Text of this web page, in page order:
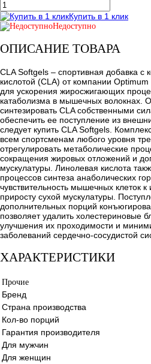
Купить в 1 клик
Недоступно
ОПИСАНИЕ ТОВАРА
CLA Softgels – спортивная добавка с
кислотой (CLA) от компании
для ускорения жиросжигающих
катаболизма в мышечных волокнах.
синтезировать CLA собственными
обеспечить ее поступление из
следует купить CLA Softgels.
всем спортсменам любого уровня
отрегулировать метаболические
сокращения жировых отложений и
мускулатуры. Линолевая кислота
процессов синтеза анаболических
чувствительность мышечных клеток к
приросту сухой мускулатуры.
дополнительных порций
позволяет удалить холестериновые
улучшения их проходимости и
заболеваний сердечно-сосудистой
ХАРАКТЕРИСТИКИ
Прочие
Бренд
Страна производства
Кол-во порций
Гарантия производителя
Для мужчин
Для женщин